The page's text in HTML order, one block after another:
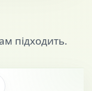
підходить.